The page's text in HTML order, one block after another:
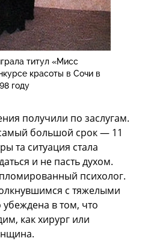
титул «Мисс
красоты в Сочи в
году
получили по заслугам.
большой срок — 11
та ситуация стала
и не пасть духом.
психолог.
с тяжелыми
в том, что
как хирург или